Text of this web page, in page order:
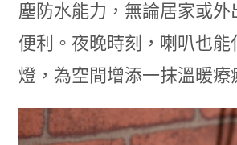
塵防水能力，無論居家或外
便利。夜晚時刻，喇叭也能
燈，為空間增添一抹溫暖療